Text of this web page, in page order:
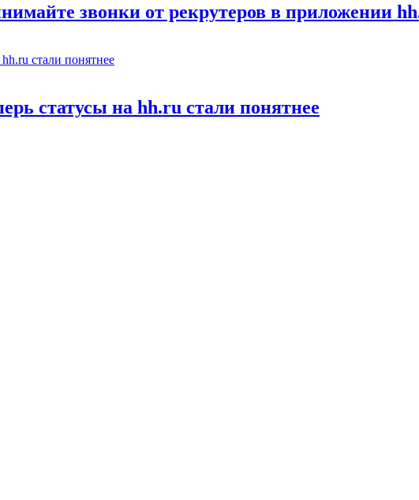
звонки от рекрутеров в приложении
статусы на hh.ru стали понятнее